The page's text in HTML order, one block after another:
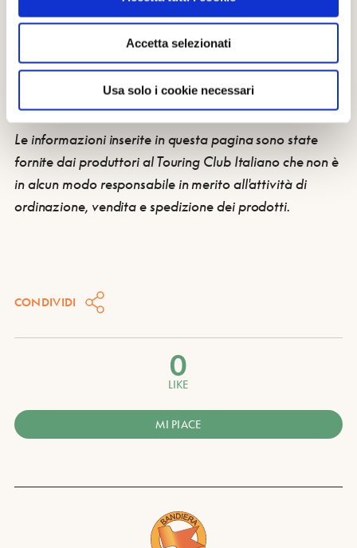
Accetta selezionati
Usa solo i cookie necessari
PUÒ INTERESSARTI ANCHE:
Scopri di più su Zungoli e perchè ha ricevuto la
Bandiera Arancione del Touring Club Italiano
Le informazioni inserite in questa pagina sono state
fornite dai produttori al Touring Club Italiano che non è
in alcun modo responsabile in merito all'attività di
ordinazione, vendita e spedizione dei prodotti.
CONDIVIDI
0
LIKE
MI PIACE